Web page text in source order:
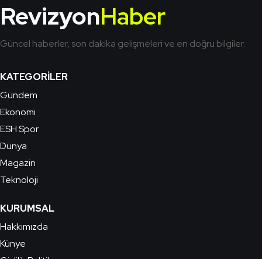
RevizyonHaber
Güncel haberler, son dakika gelişmeleri ve en doğru bilgiler.
KATEGORILER
Gündem
Ekonomi
ESH Spor
Dünya
Magazin
Teknoloji
KURUMSAL
Hakkımızda
Künye